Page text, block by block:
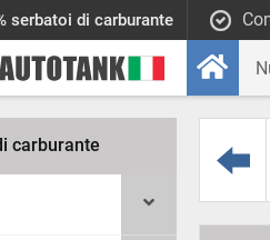
serbatoi di carburante
carburante